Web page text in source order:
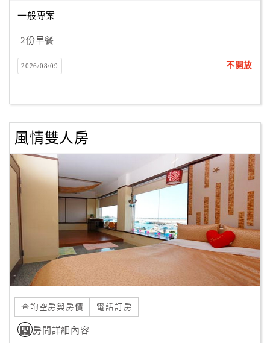
員
戶
客
服
聯
單
Line
上
客
服
紅
利
查
一般專案
2份早餐
2026/08/09 不開放
風情雙人房
查詢空房與房價 電話訂房
房間詳細內容